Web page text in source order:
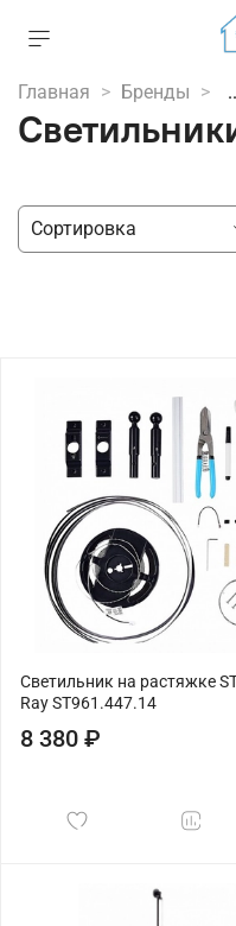
Главная Бренды
Светильник на растяжке
Ray ST961.447.14
8 380 ₽